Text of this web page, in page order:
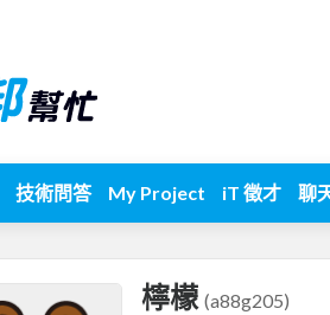
技術問答 My Project iT 徵才 聊
檸檬 (a88g205)